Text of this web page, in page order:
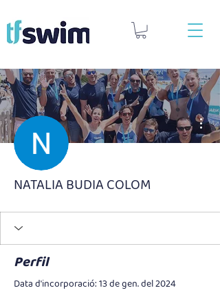
NATALIA BUDIA COLOM
Perfil
Data d'incorporació: 13 de gen. del 2024